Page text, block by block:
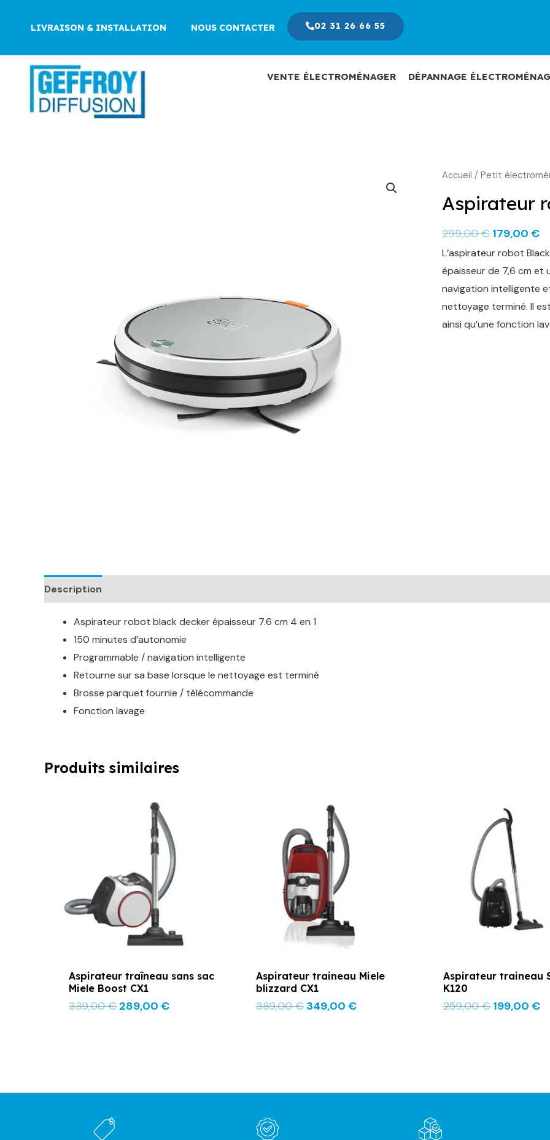
LIVRAISON & INSTALLATION NOUS CONTACTER 02 31 26 66 55
VENTE ÉLECTROMÉNAGER DÉPANNAGE
Accueil / Petit
Aspirateur
299,00€
Le
prix
était :
299,00 €.
179,00 €
L’aspirateur robot
épaisseur de 7,6 cm et
navigation intelligente
nettoyage terminé. Il
ainsi qu’une fonction
Description
Aspirateur robot black decker épaisseur 7.6 cm 4 en 1
150 minutes d’autonomie
Programmable / navigation intelligente
Retourne sur sa base lorsque le nettoyage est terminé
Brosse parquet fournie / télécommande
Fonction lavage
Produits similaires
Aspirateur traîneau sans sac
Miele Boost CX1
339,00€
339,00 €.
289,00 €
est :
289,00 €.
Aspirateur traineau Miele
blizzard CX1
389,00€
initial
était :
389,00 €.
349,00 €
Aspirateur traineau
K120
259,00€
prix
initial
était :
259,00 €.
199,00 €